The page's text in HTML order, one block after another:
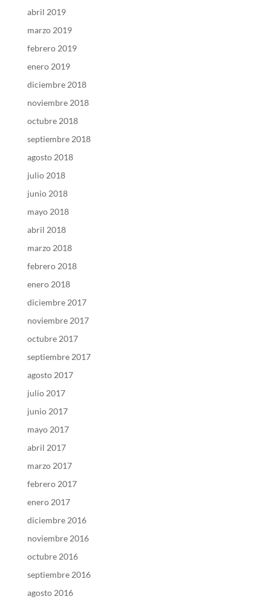
abril 2019
marzo 2019
febrero 2019
enero 2019
diciembre 2018
noviembre 2018
octubre 2018
septiembre 2018
agosto 2018
julio 2018
junio 2018
mayo 2018
abril 2018
marzo 2018
febrero 2018
enero 2018
diciembre 2017
noviembre 2017
octubre 2017
septiembre 2017
agosto 2017
julio 2017
junio 2017
mayo 2017
abril 2017
marzo 2017
febrero 2017
enero 2017
diciembre 2016
noviembre 2016
octubre 2016
septiembre 2016
agosto 2016